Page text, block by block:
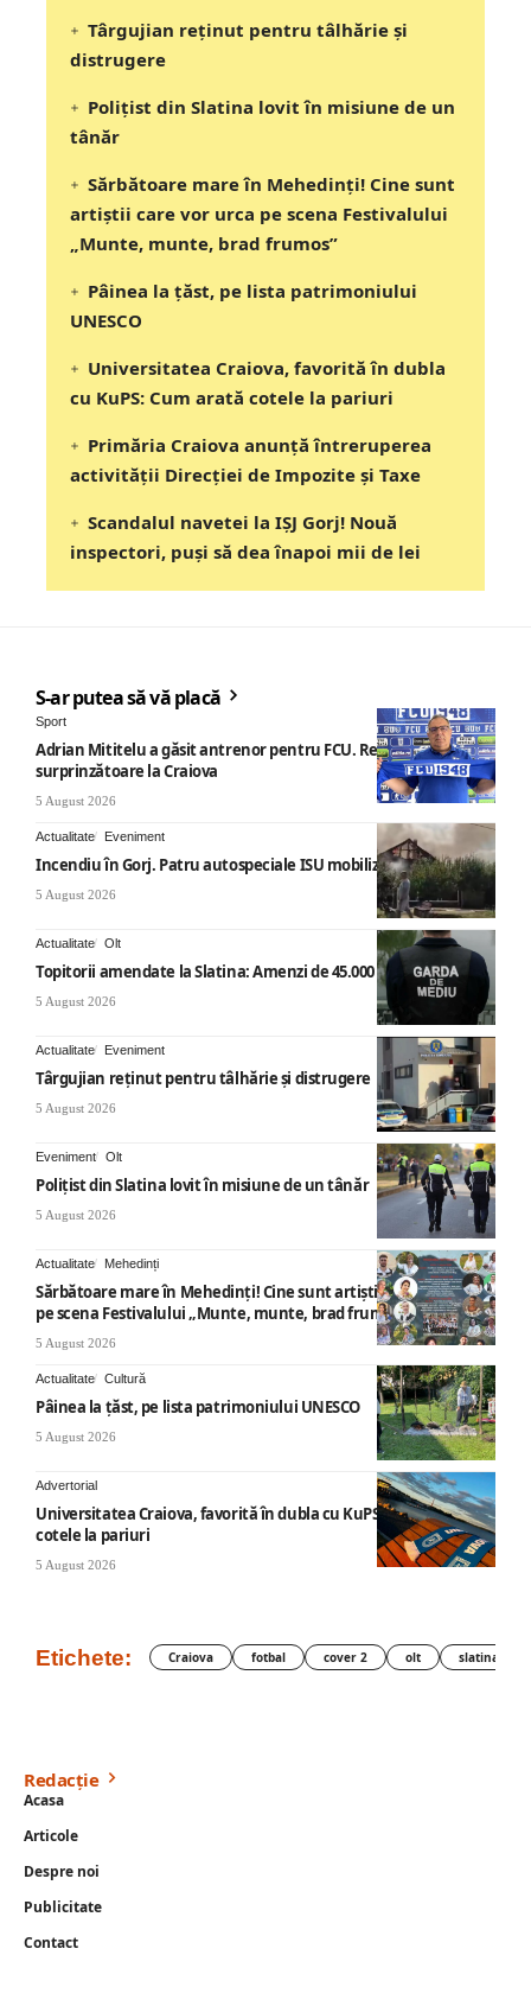
Târgujian reținut pentru tâlhărie și
distrugere
Polițist din Slatina lovit în misiune de un
tânăr
Sărbătoare mare în Mehedinți! Cine sunt
artiștii care vor urca pe scena Festivalului
„Munte, munte, brad frumos”
Pâinea la țăst, pe lista patrimoniului
UNESCO
Universitatea Craiova, favorită în dubla
cu KuPS: Cum arată cotele la pariuri
Primăria Craiova anunță întreruperea
activității Direcției de Impozite și Taxe
Scandalul navetei la IȘJ Gorj! Nouă
inspectori, puși să dea înapoi mii de lei
S-ar putea să vă placă
Sport
Adrian Mititelu a găsit antrenor pentru FCU. Revenire
surprinzătoare la Craiova
5 August 2026
Actualitate Eveniment
Incendiu în Gorj. Patru autospeciale ISU mobilizate
5 August 2026
Actualitate Olt
Topitorii amendate la Slatina: Amenzi de 45.000 de lei
5 August 2026
Actualitate Eveniment
Târgujian reținut pentru tâlhărie și distrugere
5 August 2026
Eveniment Olt
Polițist din Slatina lovit în misiune de un tânăr
5 August 2026
Actualitate Mehedinți
Sărbătoare mare în Mehedinți! Cine sunt artiștii care vor urca
pe scena Festivalului „Munte, munte, brad frumos”
5 August 2026
Actualitate Cultură
Pâinea la țăst, pe lista patrimoniului UNESCO
5 August 2026
Advertorial
Universitatea Craiova, favorită în dubla cu KuPS: Cum arată
cotele la pariuri
5 August 2026
Etichete: Craiova fotbal cover 2 olt slatina
Redacție
Acasa
Articole
Despre noi
Publicitate
Contact